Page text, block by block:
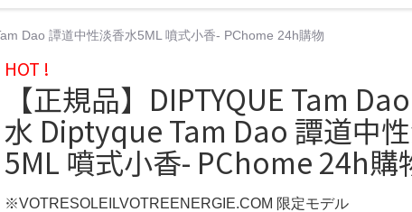
Dao 譚道中性淡香水5ML 噴式小香- PChome 24h購物
HOT !
【正規品】DIPTYQUE Tam
水 Diptyque Tam Dao 譚道中
5ML 噴式小香- PChome 24h購
※VOTRESOLEILVOTREENERGIE.COM 限定モデル